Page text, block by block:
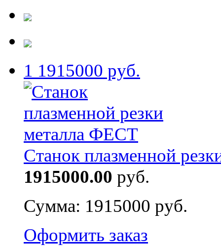
1 1915000 руб.
Станок плазменной
1915000.00 руб.
Сумма: 1915000 руб.
Оформить заказ